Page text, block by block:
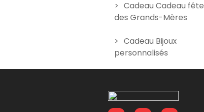
Cadeau Cadeau fête
des Grands-Mères
Cadeau Bijoux
personnalisés